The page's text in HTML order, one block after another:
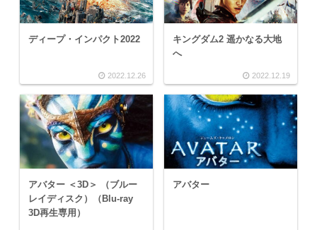
ディープ・インパクト2022
2022.12.26
キングダム2 遥かなる大地
へ
2022.12.19
アバター ＜3D＞ （ブルー
レイディスク）（Blu-ray
3D再生専用）
アバター